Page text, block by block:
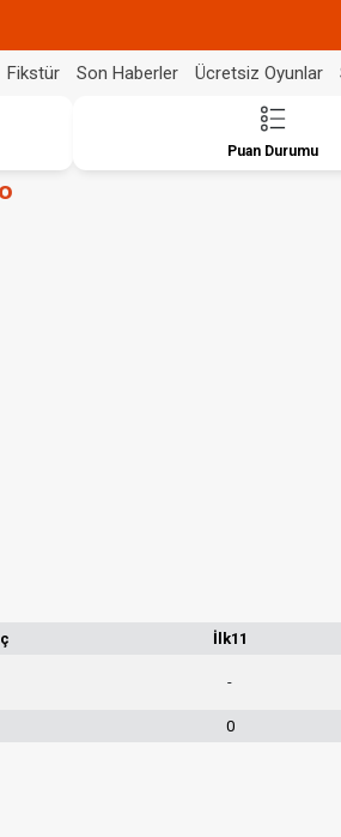
Fikstür Son Haberler Ücretsiz Oyunlar
Puan Durumu
İlk11
-
0